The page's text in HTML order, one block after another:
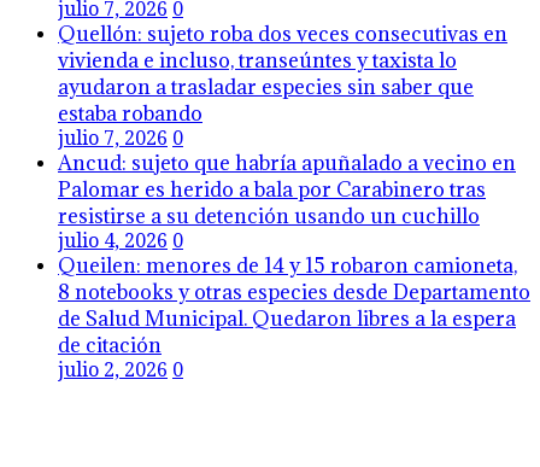
julio 7, 2026 0
Quellón: sujeto roba dos veces consecutivas en
vivienda e incluso, transeúntes y taxista lo
ayudaron a trasladar especies sin saber que
estaba robando
julio 7, 2026 0
Ancud: sujeto que habría apuñalado a vecino en
Palomar es herido a bala por Carabinero tras
resistirse a su detención usando un cuchillo
julio 4, 2026 0
Queilen: menores de 14 y 15 robaron camioneta,
8 notebooks y otras especies desde Departamento
de Salud Municipal. Quedaron libres a la espera
de citación
julio 2, 2026 0